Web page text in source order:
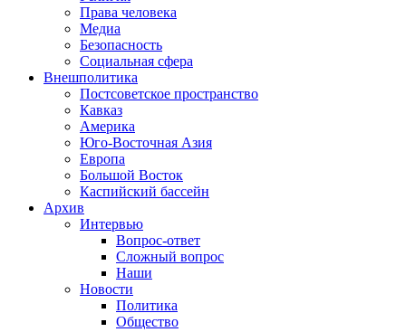
Права человека
Медиа
Безопасность
Социальная сфера
Внешполитика
Постсоветское пространство
Кавказ
Америка
Юго-Восточная Азия
Европа
Большой Восток
Каспийский бассейн
Архив
Интервью
Вопрос-ответ
Сложный вопрос
Наши
Новости
Политика
Общество